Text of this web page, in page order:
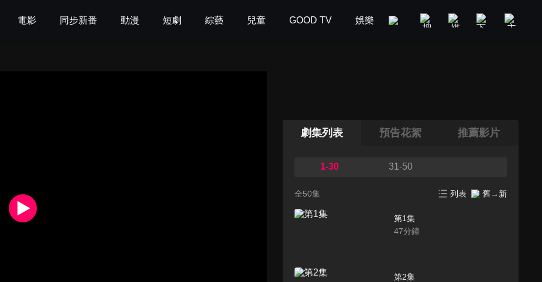
電影 同步新番 動漫 短劇 綜藝 兒童 GOOD TV 娛樂 美食旅遊 新聞政論
劇集列表 預告花絮 推薦影片
1-30 31-50
全50集 列表 舊→新
第1集
47分鐘
第2集